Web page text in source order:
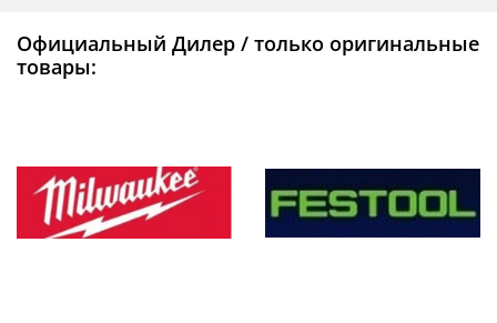
Официальный Дилер / только оригинальные
товары: